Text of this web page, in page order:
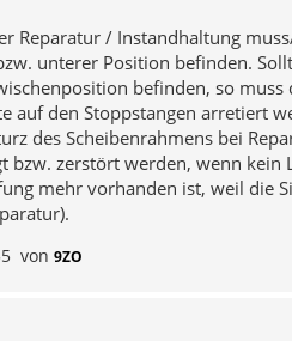
Reparatur / Instandhaltung
unterer Position befinden.
befinden, so
auf den Stoppstangen arretiert
des Scheibenrahmens bei
bzw. zerstört werden, wenn
mehr vorhanden ist, weil die
von 9ZO